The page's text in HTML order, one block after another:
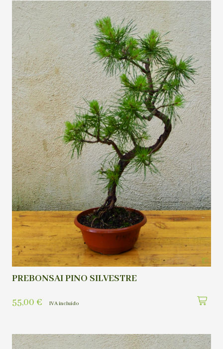
PREBONSAI PINO SILVESTRE
55,00 € IVA incluído